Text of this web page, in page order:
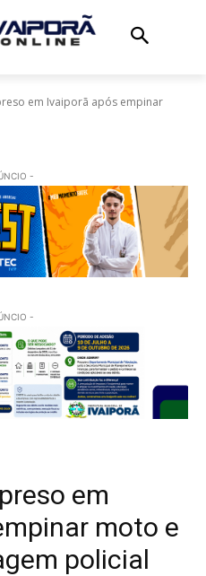
em Ivaiporã após empinar
-
-
em
moto e
policial